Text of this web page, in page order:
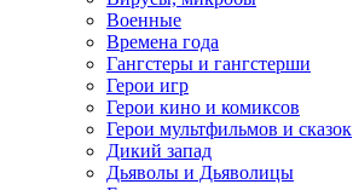
Военные
Времена года
Гангстеры и гангстерши
Герои игр
Герои кино и комиксов
Герои мультфильмов и сказок
Дикий запад
Дьяволы и Дьяволицы